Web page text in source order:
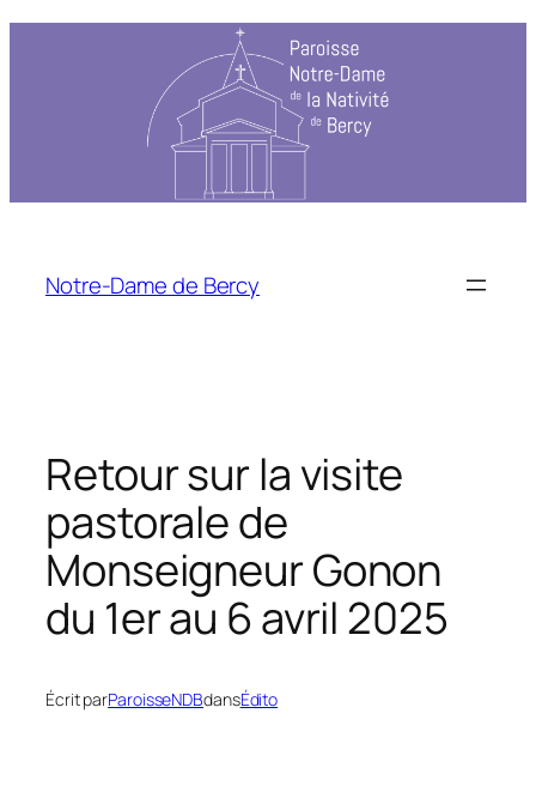
Notre-Dame de Bercy
Retour sur la visite
pastorale de
Monseigneur Gonon
du 1er au 6 avril 2025
Écrit parParoisseNDBdansÉdito